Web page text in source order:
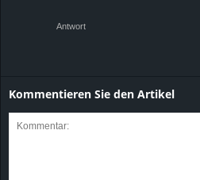
Antwort
Kommentieren Sie den Artikel